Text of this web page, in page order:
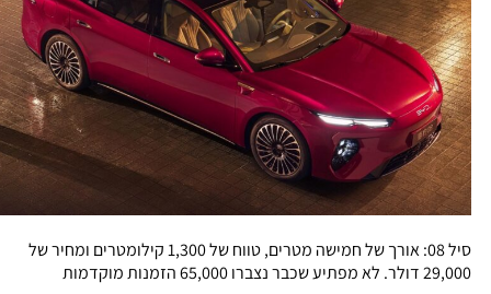
סיל 08: אורך של חמישה מטרים, טווח של 1,300 קילומטרים ומחיר של
29,000 דולר. לא מפתיע שכבר נצברו 65,000 הזמנות מוקדמות